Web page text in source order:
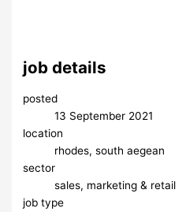
job details
posted
13 September 2021
location
rhodes, south aegean
sector
sales, marketing & retail
job type